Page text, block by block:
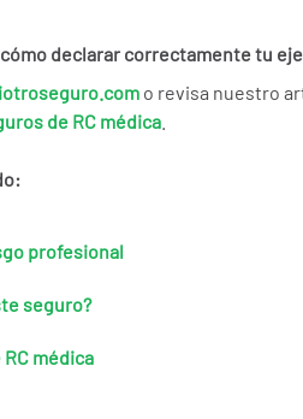
declarar correctamente tu
o revisa nuestro
de RC médica
profesional
seguro?
médica